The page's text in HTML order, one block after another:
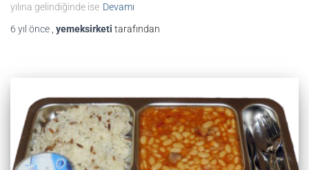
yılına gelindiğinde ise Devamı
6 yıl önce yemeksirketi tarafından